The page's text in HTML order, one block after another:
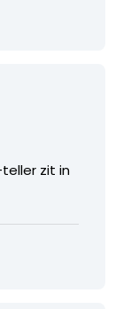
zit in